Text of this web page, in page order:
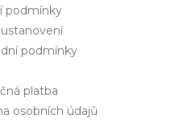
podmínky
podmínky
platba
osobních údajů